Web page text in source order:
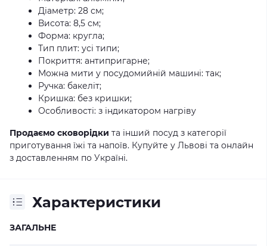
Діаметр: 28 см;
Висота: 8,5 см;
Форма: кругла;
Тип плит: усі типи;
Покриття: антипригарне;
Можна мити у посудомийній машині: так;
Ручка: бакеліт;
Кришка: без кришки;
Особливості: з індикатором нагріву
Продаємо сковорідки та інший посуд з категорії
приготування їжі та напоїв. Купуйте у Львові та онлайн
з доставленням по Україні.
Характеристики
ЗАГАЛЬНЕ